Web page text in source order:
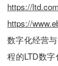
https://
https://
数字化经营
程的LTD数